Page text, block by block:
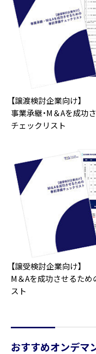
【譲渡検討企業向け】
事業承継・M＆Aを成功
チェックリスト
【譲受検討企業向け】
M＆Aを成功させるた
スト
おすすめオンデマ